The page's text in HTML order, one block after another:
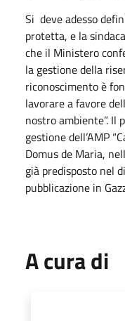
Si deve adesso
protetta, e la
che il Ministero
la gestione della
riconoscimento è
lavorare a favore
nostro ambiente”. Il
gestione dell’AMP
Domus de Maria,
già predisposto nel
pubblicazione in
A cura di